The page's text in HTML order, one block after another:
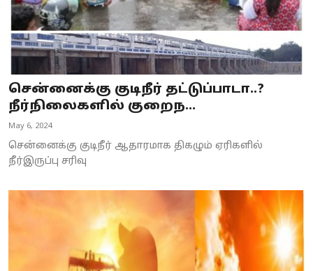
Tamilnadu
National
World
Astrology
Spirituality
Weather
Politics
சென்னைக்கு குடிநீர் தட்டுப்பாடா..?
நீர்நிலைகளில் குறைந...
May 6, 2024
சென்னைக்கு குடிநீர் ஆதாரமாக திகழும் ஏரிகளில்
நீர்இருப்பு சரிவு